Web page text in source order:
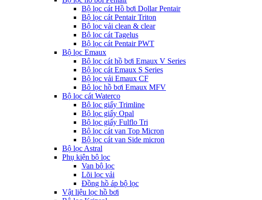
Bộ lọc cát Hồ bơi Dollar Pentair
Bộ lọc cát Pentair Triton
Bộ lọc vải clean & clear
Bộ lọc cát Tagelus
Bộ lọc cát Pentair PWT
Bộ lọc Emaux
Bộ lọc cát hồ bơi Emaux V Series
Bộ lọc cát Emaux S Series
Bộ lọc vải Emaux CF
Bô lọc hồ bơi Emaux MFV
Bộ lọc cát Waterco
Bộ lọc giấy Trimline
Bộ lọc giấy Opal
Bộ lọc giấy Fulflo Tri
Bộ lọc cát van Top Micron
Bộ lọc cát van Side micron
Bộ lọc Astral
Phụ kiện bộ lọc
Van bộ lọc
Lõi lọc vải
Đồng hồ áp bộ lọc
Vật liệu lọc hồ bơi